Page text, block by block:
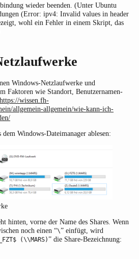
wieder beenden. (Unter Ubuntu
(Error: ipv4: Invalid values in header
wohl ein Fehler in einem Skript, das
Windows-Netzlaufwerke und
Faktoren wie Standort, Benutzernamen-
https://wissen.fh-
allgemein-allgemein/wie-kann-ich-
Windows-Dateimanager ablesen:
hinten, vorne der Name des Shares. Wenn
noch einen “\” einfügt, wird
(\\MARS)” die Share-Bezeichnung: